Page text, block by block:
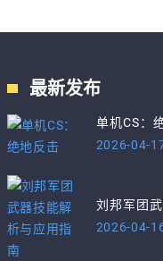
最新发布
单机CS：
2026-04-
刘邦军团
2026-04-